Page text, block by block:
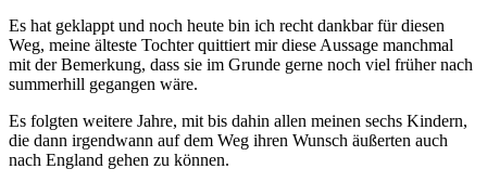
Es hat geklappt und noch heute bin ich recht dankbar für diesen
Weg, meine älteste Tochter quittiert mir diese Aussage manchmal
mit der Bemerkung, dass sie im Grunde gerne noch viel früher nach
summerhill gegangen wäre.
Es folgten weitere Jahre, mit bis dahin allen meinen sechs Kindern,
die dann irgendwann auf dem Weg ihren Wunsch äußerten auch
nach England gehen zu können.